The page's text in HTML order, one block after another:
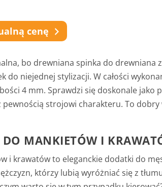
cenę
bo drewniana spinka do drewniana
do niejednej stylizacji. W całości
4 mm. Sprawdzi się doskonale jako
pewnością strojowi charakteru. To
DO MANKIETÓW I
i krawatów to eleganckie dodatki do
którzy lubią wyróżniać się z